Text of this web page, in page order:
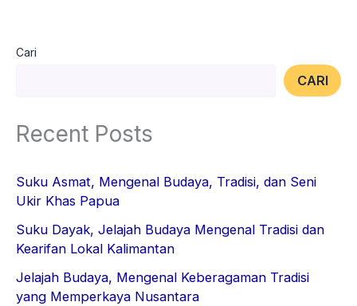
Cari
CARI
Recent Posts
Suku Asmat, Mengenal Budaya, Tradisi, dan Seni
Ukir Khas Papua
Suku Dayak, Jelajah Budaya Mengenal Tradisi dan
Kearifan Lokal Kalimantan
Jelajah Budaya, Mengenal Keberagaman Tradisi
yang Memperkaya Nusantara